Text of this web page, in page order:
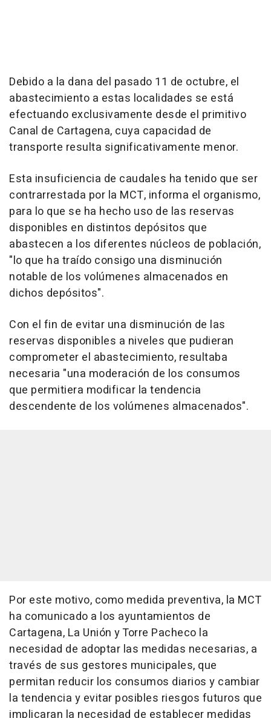
Debido a la dana del pasado 11 de octubre, el
abastecimiento a estas localidades se está
efectuando exclusivamente desde el primitivo
Canal de Cartagena, cuya capacidad de
transporte resulta significativamente menor.
Esta insuficiencia de caudales ha tenido que ser
contrarrestada por la MCT, informa el organismo,
para lo que se ha hecho uso de las reservas
disponibles en distintos depósitos que
abastecen a los diferentes núcleos de población,
"lo que ha traído consigo una disminución
notable de los volúmenes almacenados en
dichos depósitos".
Con el fin de evitar una disminución de las
reservas disponibles a niveles que pudieran
comprometer el abastecimiento, resultaba
necesaria "una moderación de los consumos
que permitiera modificar la tendencia
descendente de los volúmenes almacenados".
Por este motivo, como medida preventiva, la MCT
ha comunicado a los ayuntamientos de
Cartagena, La Unión y Torre Pacheco la
necesidad de adoptar las medidas necesarias, a
través de sus gestores municipales, que
permitan reducir los consumos diarios y cambiar
la tendencia y evitar posibles riesgos futuros que
implicaran la necesidad de establecer medidas